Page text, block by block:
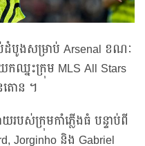
ដំបូងសម្រាប់ Arsenal ខណៈ
ឈ្នះក្រុម MLS All Stars
តោន ។
របស់ក្រុមកំាភ្លើងធំ បន្ទាប់ពី
Jorginho និង Gabriel